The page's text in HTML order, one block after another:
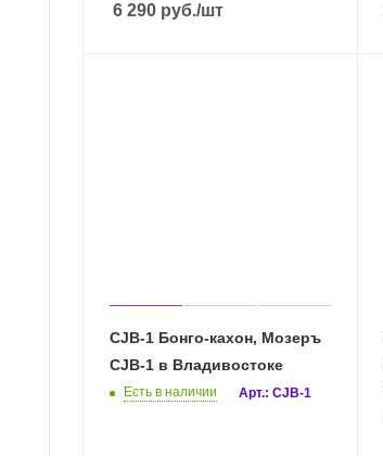
6 290 руб./шт
CJB-1 Бонго-кахон, Мозеръ
CJB-1 в Владивостоке
Есть в наличии Арт.: CJB-1